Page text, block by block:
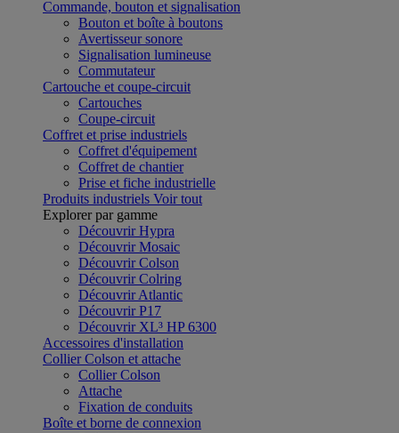
Commande, bouton et signalisation
Bouton et boîte à boutons
Avertisseur sonore
Signalisation lumineuse
Commutateur
Cartouche et coupe-circuit
Cartouches
Coupe-circuit
Coffret et prise industriels
Coffret d'équipement
Coffret de chantier
Prise et fiche industrielle
Produits industriels Voir tout
Explorer par gamme
Découvrir Hypra
Découvrir Mosaic
Découvrir Colson
Découvrir Colring
Découvrir Atlantic
Découvrir P17
Découvrir XL³ HP 6300
Accessoires d'installation
Collier Colson et attache
Collier Colson
Attache
Fixation de conduits
Boîte et borne de connexion